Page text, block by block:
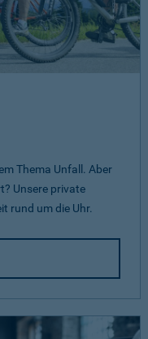
Thema Unfall. Aber
Unsere private
rund um die Uhr.